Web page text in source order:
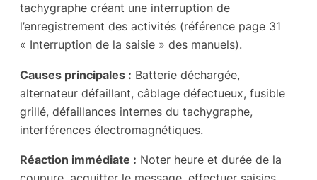
tachygraphe créant une interruption de
l’enregistrement des activités (référence page 31
« Interruption de la saisie » des manuels).
Causes principales : Batterie déchargée,
alternateur défaillant, câblage défectueux, fusible
grillé, défaillances internes du tachygraphe,
interférences électromagnétiques.
Réaction immédiate : Noter heure et durée de la